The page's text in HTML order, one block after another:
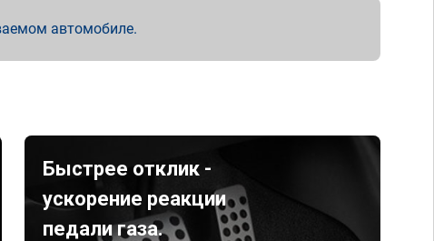
автомобиле.
Быстрее отклик -
ускорение реакции
педали газа.